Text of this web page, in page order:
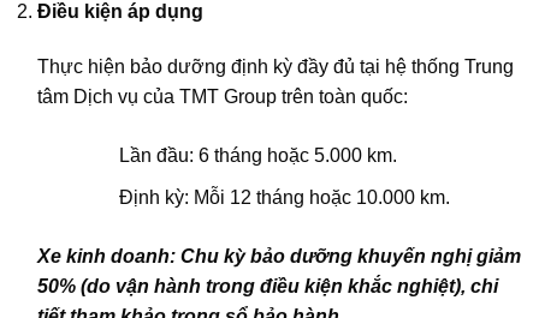
Điều kiện áp dụng
Thực hiện bảo dưỡng định kỳ đầy đủ tại hệ thống Trung
tâm Dịch vụ của TMT Group trên toàn quốc:
Lần đầu: 6 tháng hoặc 5.000 km.
Định kỳ: Mỗi 12 tháng hoặc 10.000 km.
Xe kinh doanh: Chu kỳ bảo dưỡng khuyến nghị giảm
50% (do vận hành trong điều kiện khắc nghiệt), chi